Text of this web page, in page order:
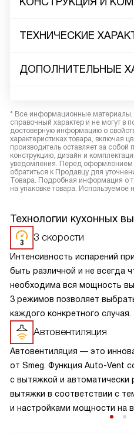
ТЕХНИЧЕСКИЕ
ДОПОЛНИТЕЛЬНЫЕ
* Все информационные материалы,
справочный характер и не могут в
достоверную информацию о
характеристиках товара, включая
производитель оставляет за
конструкцию, дизайн и
уведомления. Перед оформлением
обратиться к Продавцу для
Товара. Подробная информация о
на упаковке товара. Используемое
Технологии кухонных
3 скорости
Интенсивность испарений
быть различной и не всегда
необходима вся мощность
3 режимов позволяет
каждого конкретного случая.
Автовентиляция
Автовентиляция — это
от Smeg. Функция Auto-Vent
с вытяжкой и автоматически
вытяжки в соответствии с
и настройками мощности на